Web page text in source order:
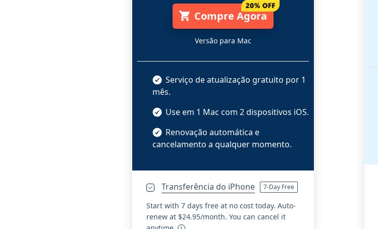
Compre Agora
Versão para Mac
Serviço de atualização gratuito por 1
mês.
Use em 1 Mac com 2 dispositivos iOS.
Renovação automática e
cancelamento a qualquer momento.
Transferência do iPhone 7-Day Free
Start with 7 days free at no cost today. Auto-
renew at $24.95/month. You can cancel it